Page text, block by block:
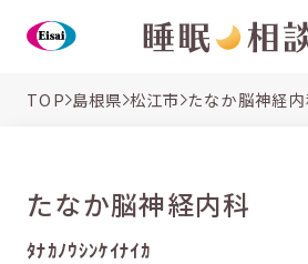
TOP 島根県 松江市 たなか脳神経
たなか脳神経内科
ﾀﾅｶﾉｳｼﾝｹｲﾅｲｶ